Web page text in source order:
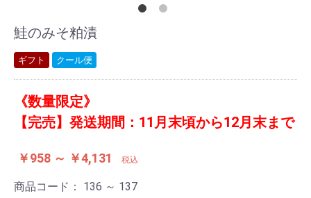
鮭のみそ粕漬
ギフト クール便
《数量限定》
【完売】発送期間：11月末頃から12月末まで
￥958 ～ ￥4,131 税込
商品コード： 136 ～ 137